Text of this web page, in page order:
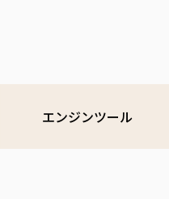
エンジンツール